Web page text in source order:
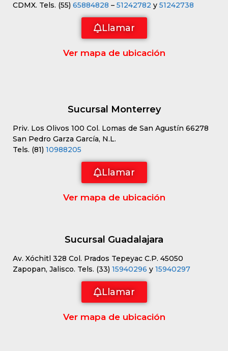
CDMX. Tels. (55) 65884828 – 51242782 y 51242738
Llamar
Ver mapa de ubicación
Sucursal Monterrey
Priv. Los Olivos 100 Col. Lomas de San Agustín 66278
San Pedro Garza García, N.L.
Tels. (81) 10988205
Llamar
Ver mapa de ubicación
Sucursal Guadalajara
Av. Xóchitl 328 Col. Prados Tepeyac C.P. 45050
Zapopan, Jalisco. Tels. (33) 15940296 y 15940297
Llamar
Ver mapa de ubicación